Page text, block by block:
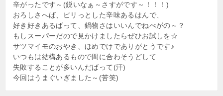
辛がったです～(鋭いなぁ～さすがです～！！！)
おろしさへば、ピリっとした辛味あるはんで、
好き好きあるばって、鍋物さはいいんでねべがの～？
もしスーパーだので見かけましたらぜひお試しを☆
サツマイモのおやき、ほめでけでありがとうです♪
いつもは結構あるもので間に合わそうどして
失敗することが多いんだばって(汗)
今回はうまぐいぎました～(苦笑)